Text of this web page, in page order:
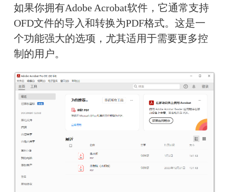
如果你拥有Adobe Acrobat软件，它通常支持
OFD文件的导入和转换为PDF格式。这是一
个功能强大的选项，尤其适用于需要更多控
制的用户。